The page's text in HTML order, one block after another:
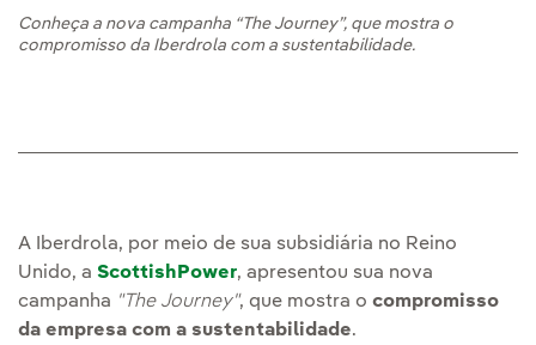
Conheça a nova campanha “The Journey”, que mostra o
compromisso da Iberdrola com a sustentabilidade.
A Iberdrola, por meio de sua subsidiária no Reino
Unido, a ScottishPower, apresentou sua nova
campanha "The Journey", que mostra o compromisso
da empresa com a sustentabilidade.